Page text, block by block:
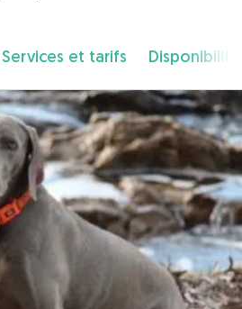
Services et tarifs Disponibilité